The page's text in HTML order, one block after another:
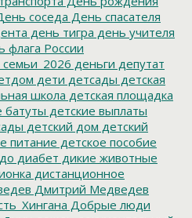
соседа День спасателя
день тигра день учителя
флага России
деньги депутат
дети детсады детская
школа детская площадка
батуты детские выплаты
детский дом детский
питание детское пособие
диабет дикие животные
дистанционное
Дмитрий Медведев
Добрые люди